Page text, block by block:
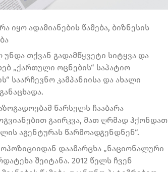
იყო ადამიანების წამება, ბიზნესის
თქვან გადამწყვეტი სიტყვა და
„ქართული ოცნების“ საპატიო
საარჩევნო კამპანიისა და ახალი
წარსულს ჩააბარა
გაირკვა, მათ ღრმად ჰქონდათ
აგენტურას წარმოადგენდნენ“.
დაამარცხა „ნაციონალური
შეიტანა. 2012 წელს ჩვენ